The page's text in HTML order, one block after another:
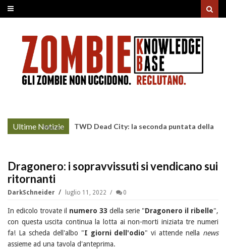
Ultime Notizie
More »
TWD Dead City: la seconda puntata della
Dragonero: i sopravvissuti si vendicano sui
ritornanti
DarkSchneider luglio 11, 2022 0
In edicolo trovate il numero 33 della serie "Dragonero il ribelle",
con questa uscita continua la lotta ai non-morti iniziata tre numeri
fa! La scheda dell'albo "I giorni dell'odio" vi attende nella news
assieme ad una tavola d'anteprima.